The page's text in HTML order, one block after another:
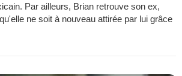
Par ailleurs, Brian retrouve son ex,
ne soit à nouveau attirée par lui grâce